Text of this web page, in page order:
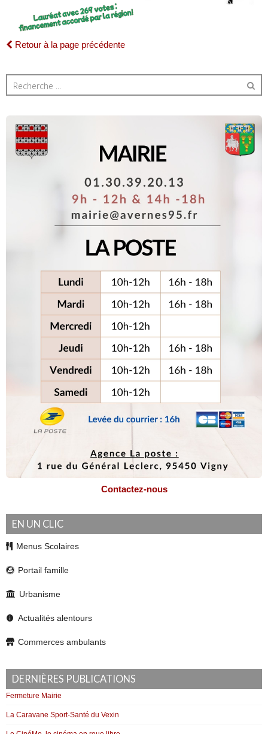
Retour à la page précédente
Contactez-nous
EN UN CLIC
Menus Scolaires
Portail famille
Urbanisme
Actualités alentours
Commerces ambulants
DERNIÈRES PUBLICATIONS
Fermeture Mairie
La Caravane Sport-Santé du Vexin